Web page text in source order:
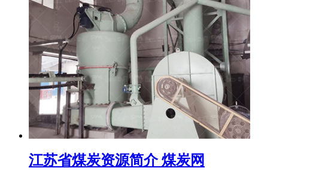
江苏省煤炭资源简介 煤炭网